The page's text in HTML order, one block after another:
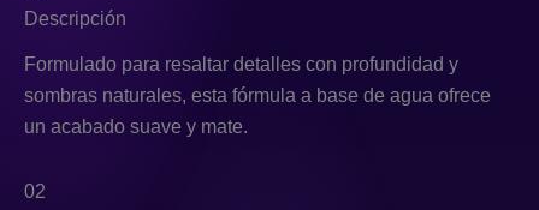
Descripción
Formulado para resaltar detalles con profundidad y
sombras naturales, esta fórmula a base de agua ofrece
un acabado suave y mate.
02